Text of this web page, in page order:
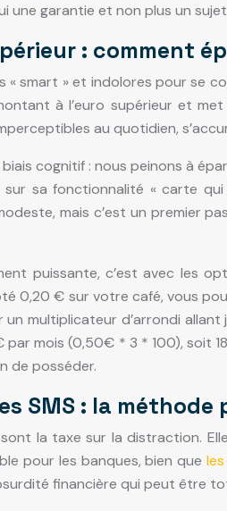
une garantie et non plus un
: comment
« smart » et indolores pour se
à l’euro supérieur et
au quotidien,
cognitif : nous peinons à
sur sa fonctionnalité « carte
mais c’est un premier
puissante, c’est avec les
0,20 € sur votre café, vous
multiplicateur d’arrondi
mois (0,50€ * 3 * 100), soit
de posséder.
SMS : la
la taxe sur la distraction.
pour les banques, bien que
financière qui peut être